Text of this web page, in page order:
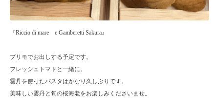
『Riccio di mare e Gamberetti Sakura』
プリモでお出しする予定です。
フレッシュトマトと一緒に。
雲丹を使ったパスタはかなり久しぶりです。
美味しい雲丹と旬の桜海老をお楽しみくださいませ。